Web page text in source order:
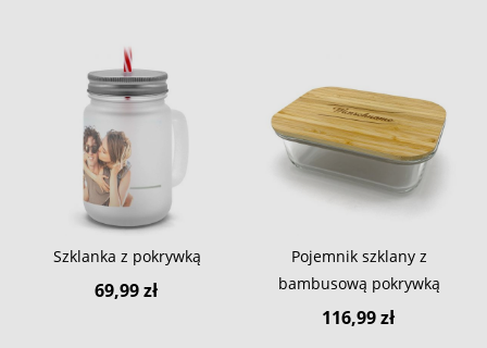
Szklanka z pokrywką
69,99 zł
Pojemnik szklany z
bambusową pokrywką
116,99 zł